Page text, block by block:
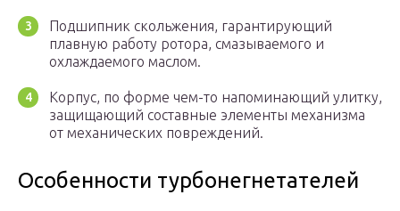
Подшипник скольжения, гарантирующий
плавную работу ротора, смазываемого и
охлаждаемого маслом.
Корпус, по форме чем-то напоминающий улитку,
защищающий составные элементы механизма
от механических повреждений.
Особенности турбонегнетателей